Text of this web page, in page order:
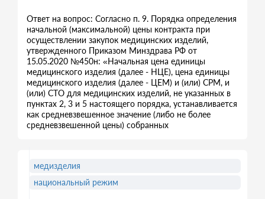
Ответ на вопрос: Согласно п. 9. Порядка определения
начальной (максимальной) цены контракта при
осуществлении закупок медицинских изделий,
утвержденного Приказом Минздрава РФ от
15.05.2020 №450н: «Начальная цена единицы
медицинского изделия (далее - НЦЕ), цена единицы
медицинского изделия (далее - ЦЕМ) и (или) СРМ, и
(или) СТО для медицинских изделий, не указанных в
пунктах 2, 3 и 5 настоящего порядка, устанавливается
как средневзвешенное значение (либо не более
средневзвешенной цены) собранных
медизделия
национальный режим